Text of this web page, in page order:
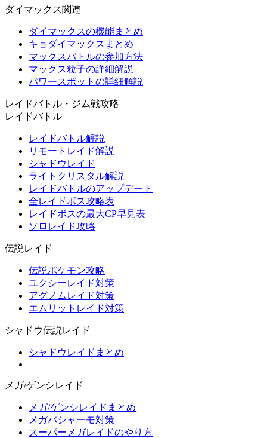
ダイマックス関連
ダイマックスの機能まとめ
キョダイマックスまとめ
マックスバトルの参加方法
マックス粒子の詳細解説
パワースポットの詳細解説
レイドバトル・ジム戦攻略
レイドバトル
レイドバトル解説
リモートレイド解説
シャドウレイド
ライトクリスタル解説
レイドバトルのアップデート
全レイドボス攻略表
レイドボスの最大CP早見表
ソロレイド攻略
伝説レイド
伝説ポケモン攻略
ユクシーレイド対策
アグノムレイド対策
エムリットレイド対策
シャドウ伝説レイド
シャドウレイドまとめ
メガ/ゲンシレイド
メガ/ゲンシレイドまとめ
メガバシャーモ対策
スーパーメガレイドのやり方